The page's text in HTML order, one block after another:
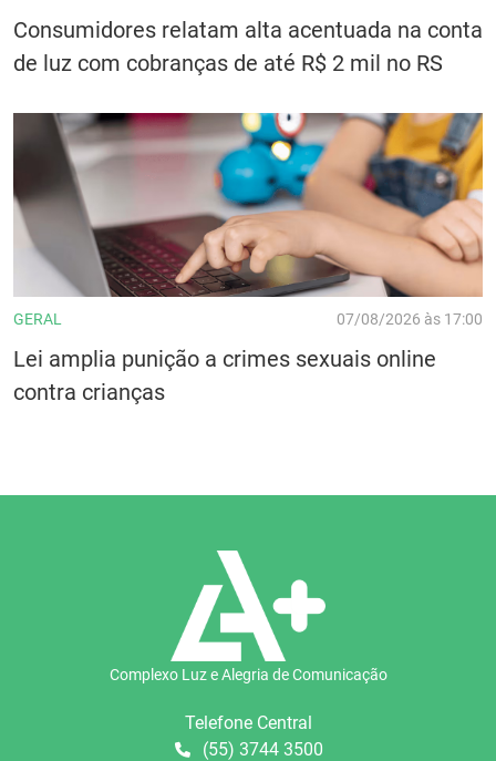
Consumidores relatam alta acentuada na conta
de luz com cobranças de até R$ 2 mil no RS
GERAL 07/08/2026 às 17:00
Lei amplia punição a crimes sexuais online
contra crianças
Complexo Luz e Alegria de Comunicação
Telefone Central
(55) 3744 3500